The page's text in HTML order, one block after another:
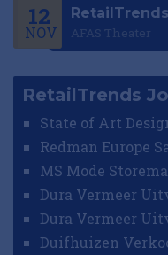
12
NOV AFAS Theater
RetailTrends
State of Art
Redman Europe
MS Mode
Dura Vermeer
Dura Vermeer
Duifhuizen